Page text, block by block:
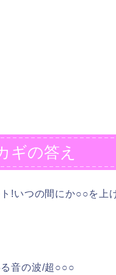
ギの答え
!いつの間にか○○を上
音の波/超○○○